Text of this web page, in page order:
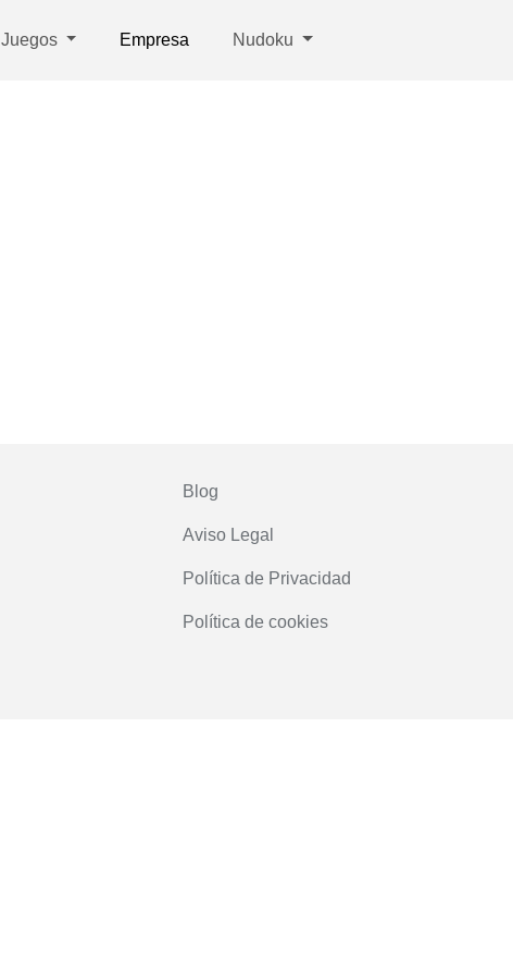
Juegos Empresa Nudoku
Blog
Aviso Legal
Política de Privacidad
Política de cookies